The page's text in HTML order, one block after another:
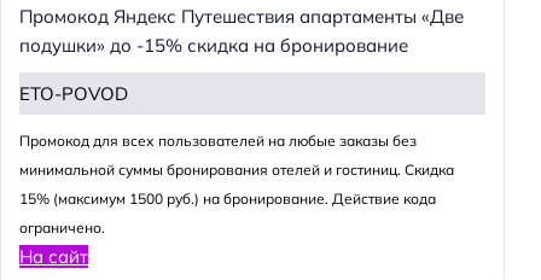
Промокод Яндекс Путешествия апартаменты «Две
подушки» до -15% скидка на бронирование
ETO-POVOD
Промокод для всех пользователей на любые заказы без
минимальной суммы бронирования отелей и гостиниц. Скидка
15% (максимум 1500 руб.) на бронирование. Действие кода
ограничено.
На сайт